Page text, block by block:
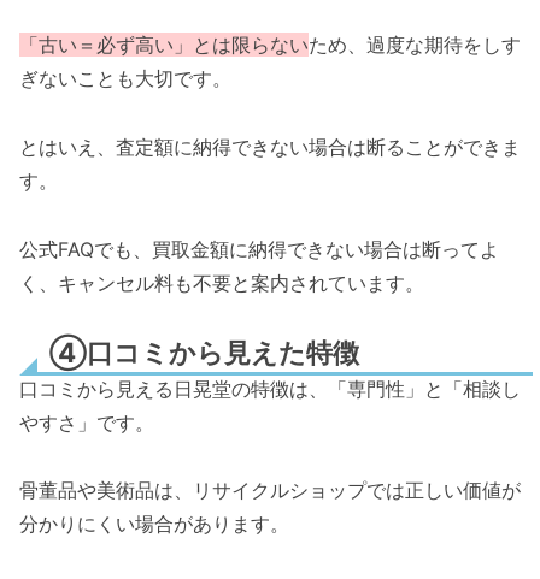
「古い＝必ず高い」とは限らないため、過度な期待をしす
ぎないことも大切です。
とはいえ、査定額に納得できない場合は断ることができま
す。
公式FAQでも、買取金額に納得できない場合は断ってよ
く、キャンセル料も不要と案内されています。
④口コミから見えた特徴
口コミから見える日晃堂の特徴は、「専門性」と「相談し
やすさ」です。
骨董品や美術品は、リサイクルショップでは正しい価値が
分かりにくい場合があります。